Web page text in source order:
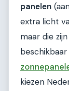
panelen
extra licht
maar die
kiezen